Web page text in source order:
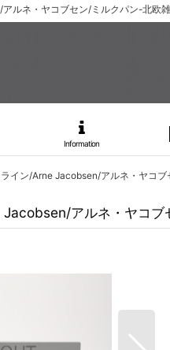
ネ・ヤコブセン/ミルクパン-北欧
Information
イン/Arne Jacobsen/アルネ・ヤコブ
アルネ・ヤコブ